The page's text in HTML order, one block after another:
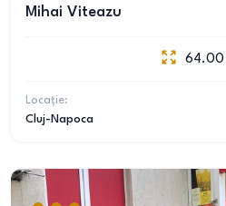
Mihai Viteazu
64.00
Locație:
Cluj-Napoca